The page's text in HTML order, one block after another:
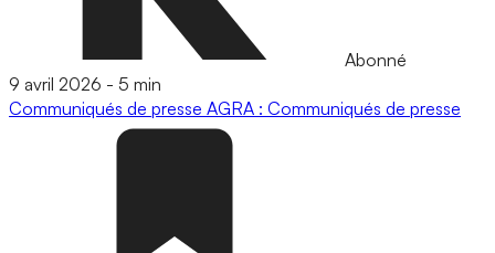
Abonné
9 avril 2026 - 5 min
Communiqués de presse AGRA : Communiqués de presse